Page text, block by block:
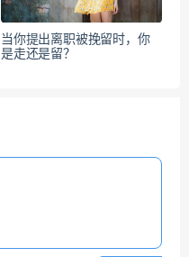
当你提出离职被挽留时，你
是走还是留？